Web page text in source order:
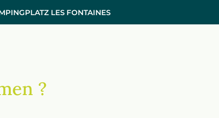
LES FONTAINES
?